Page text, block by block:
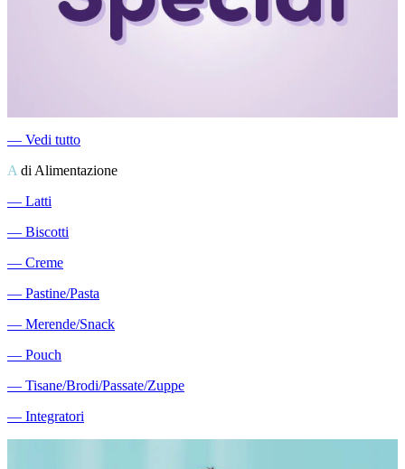
― Vedi tutto
A di Alimentazione
― Latti
― Biscotti
― Creme
― Pastine/Pasta
― Merende/Snack
― Pouch
― Tisane/Brodi/Passate/Zuppe
― Integratori